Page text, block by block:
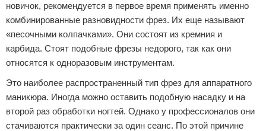
новичок, рекомендуется в первое время применять именно
комбинированные разновидности фрез. Их еще называют
«песочными колпачками». Они состоят из кремния и
карбида. Стоят подобные фрезы недорого, так как они
относятся к одноразовым инструментам.
Это наиболее распространенный тип фрез для аппаратного
маникюра. Иногда можно оставить подобную насадку и на
второй раз обработки ногтей. Однако у профессионалов они
стачиваются практически за один сеанс. По этой причине